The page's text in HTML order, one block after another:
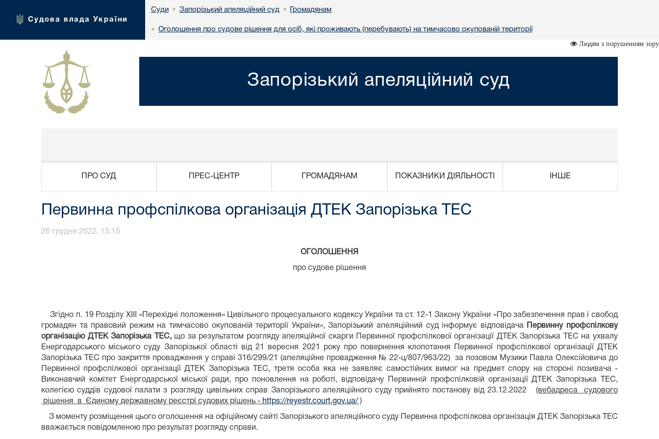
Судова влада України
Суди • Запорізький апеляційний суд • Громадянам
• Оголошення про судове рішення для осіб, які проживають (перебувають) на тимчасово окупованій території
Людям з порушенням зору
Запорізький апеляційний суд
ПРО СУД ПРЕС-ЦЕНТР ГРОМАДЯНАМ ПОКАЗНИКИ ДІЯЛЬНОСТІ ІНШЕ
Первинна профспілкова організація ДТЕК Запорізька ТЕС
26 грудня 2022, 15:15
ОГОЛОШЕННЯ
про судове рішення
Згідно п. 19 Розділу XIII «Перехідні положення» Цивільного процесуального кодексу України та ст. 12-1 Закону України «Про забезпечення прав і свобод
громадян та правовий режим на тимчасово окупованій території України», Запорізький апеляційний суд інформує відповідача
Первинну профспілкову
організацію ДТЕК Запорізька ТЕС,що за результатом розгляду апеляційної скарги Первинної профспілкової організації ДТЕК Запорізька ТЕС на ухвалу
Енергодарського міського суду Запорізької області від 21 вересня 2021 року про повернення клопотання Первинної профспілкової організації ДТЕК
Запорізька ТЕС про закриття провадження у справі 316/299/21 (апеляційне провадження № 22-ц/807/963/22) за позовом Музики Павла Олексійовича до
Первинної профспілкової організації ДТЕК Запорізька ТЕС, третя особа яка не заявляє самостійних вимог на предмет спору на стороні позивача -
Виконавчий комітет Енергодарської міської ради, про поновлення на роботі, відповідачу Первинній профспілковій організації ДТЕК Запорізька ТЕС,
колегією суддів судової палати з розгляду цивільних справ Запорізького апеляційного суду прийнято постанову від 23.12.2022(вебадреса судового
рішення в Єдиному державному реєстрі судових рішень - https://reyestr.court.gov.ua/ )
З моменту розміщення цього оголошення на офіційному сайті Запорізького апеляційного суду Первинна профспілкова організація ДТЕК Запорізька ТЕС
вважається повідомленою про результат розгляду справи.